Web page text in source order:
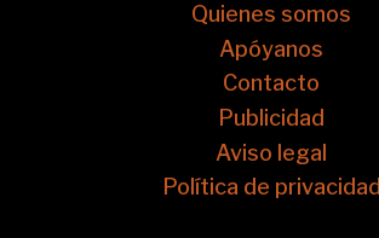
Quienes somos
Apóyanos
Contacto
Publicidad
Aviso legal
Política de privacidad